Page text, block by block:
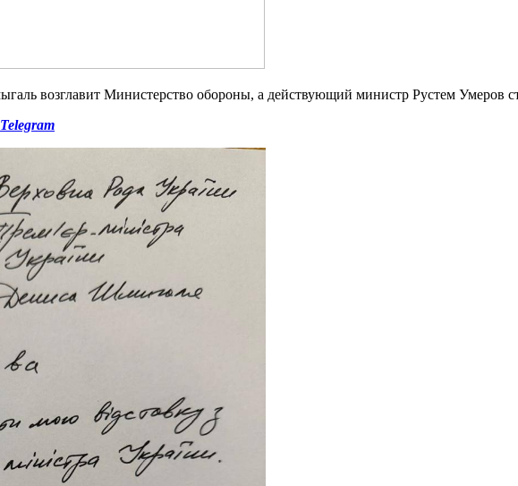
возглавит Министерство обороны, а действующий министр Рустем
Telegram